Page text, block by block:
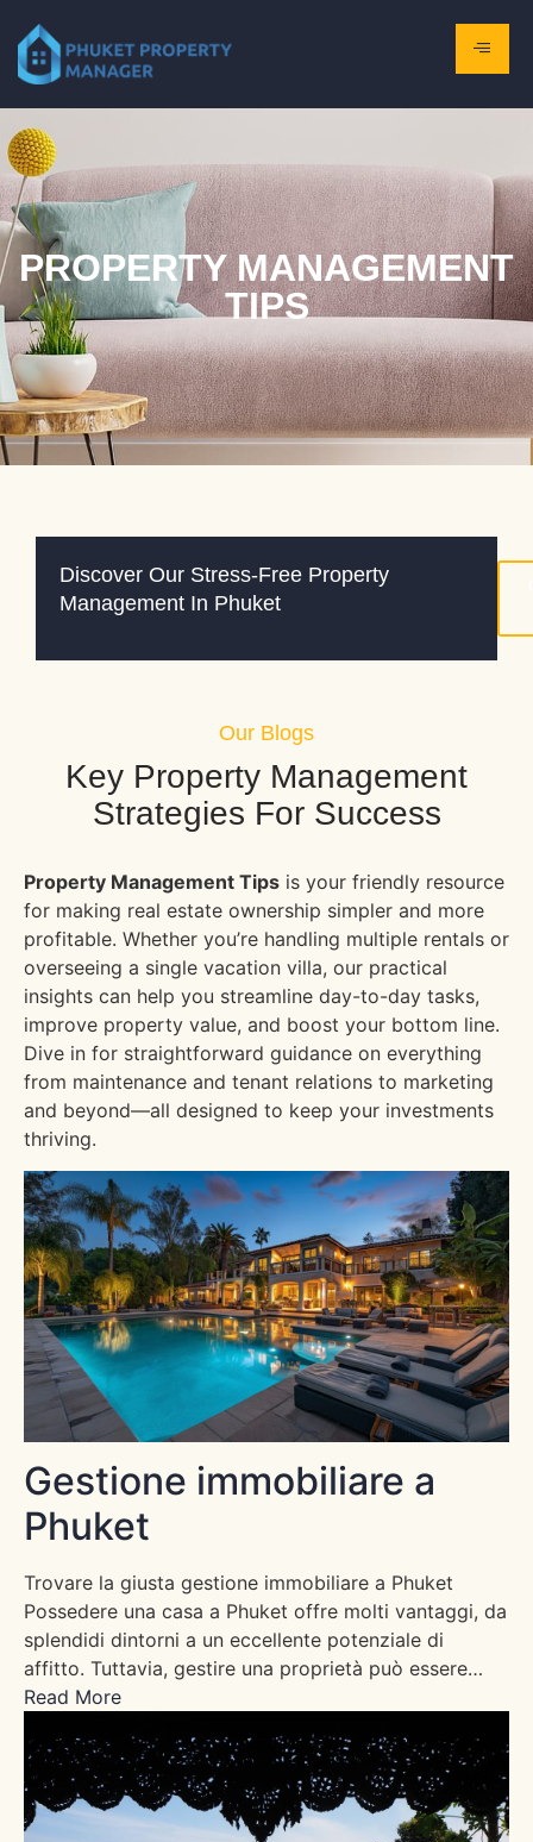
PROPERTY MANAGEMENT
TIPS
Discover Our Stress-Free Property
Management In Phuket
Our Blogs
Key Property Management
Strategies For Success
Property Management Tips is your friendly resource
for making real estate ownership simpler and more
profitable. Whether you’re handling multiple rentals or
overseeing a single vacation villa, our practical
insights can help you streamline day-to-day tasks,
improve property value, and boost your bottom line.
Dive in for straightforward guidance on everything
from maintenance and tenant relations to marketing
and beyond—all designed to keep your investments
thriving.
Gestione immobiliare a
Phuket
Trovare la giusta gestione immobiliare a Phuket
Possedere una casa a Phuket offre molti vantaggi, da
splendidi dintorni a un eccellente potenziale di
affitto. Tuttavia, gestire una proprietà può essere…
Read More